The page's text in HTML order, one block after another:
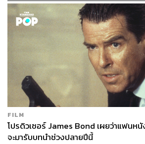
FILM
โปรดิวเซอร์ James Bond เผยว่าแฟนหนั
จะมารับบทนำช่วงปลายปีนี้